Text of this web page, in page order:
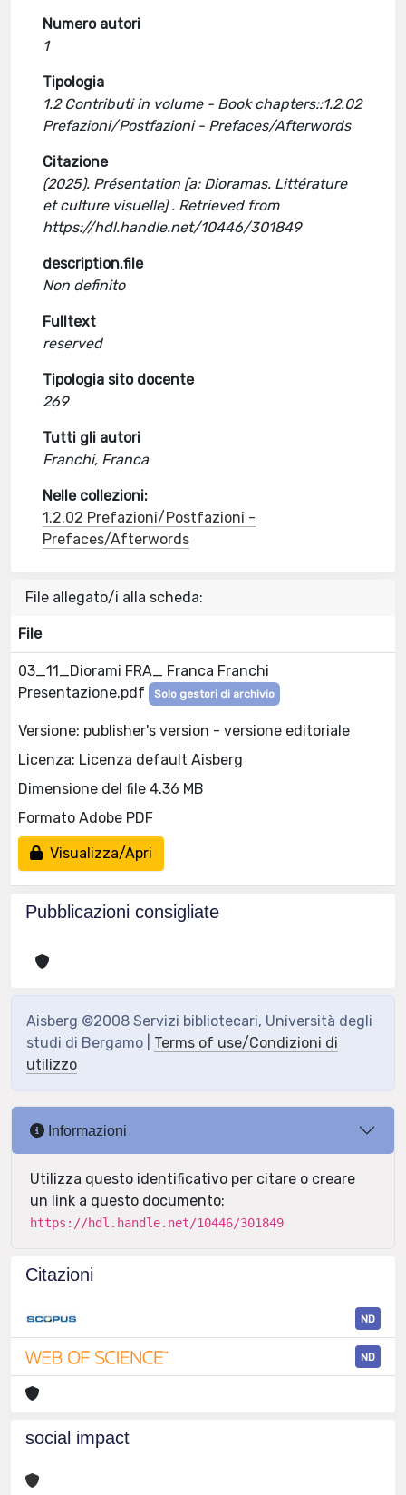
Numero autori
1
Tipologia
1.2 Contributi in volume - Book chapters::1.2.02
Prefazioni/Postfazioni - Prefaces/Afterwords
Citazione
(2025). Présentation [a: Dioramas. Littérature
et culture visuelle] . Retrieved from
https://hdl.handle.net/10446/301849
description.file
Non definito
Fulltext
reserved
Tipologia sito docente
269
Tutti gli autori
Franchi, Franca
Nelle collezioni:
1.2.02 Prefazioni/Postfazioni -
Prefaces/Afterwords
File allegato/i alla scheda:
File
03_11_Diorami FRA_ Franca Franchi
Presentazione.pdf
Solo gestori di archivio
Versione: publisher's version - versione editoriale
Licenza: Licenza default Aisberg
Dimensione del file 4.36 MB
Formato Adobe PDF
Visualizza/Apri
Pubblicazioni consigliate
Aisberg ©2008 Servizi bibliotecari, Università degli
studi di Bergamo | Terms of use/Condizioni di
utilizzo
Informazioni
Utilizza questo identificativo per citare o creare
un link a questo documento:
https://hdl.handle.net/10446/301849
Citazioni
ND
ND
social impact